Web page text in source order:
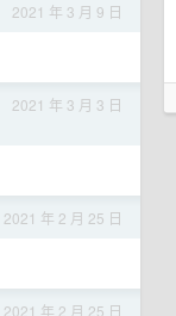
2021 年 3 月 9 日
2021 年 3 月 3 日
2021 年 2 月 25 日
2021 年 2 月 25 日